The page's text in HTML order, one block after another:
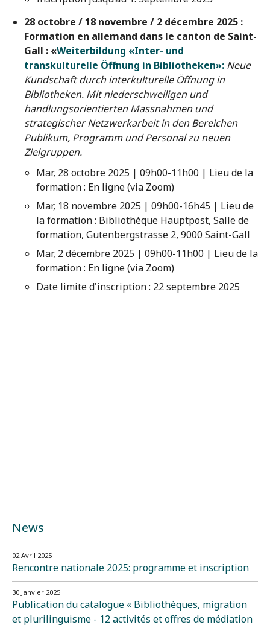
28 octobre / 18 novembre / 2 décembre 2025 :
Formation en allemand dans le canton de Saint-
Gall : «Weiterbildung «Inter- und
transkulturelle Öffnung in Bibliotheken»: Neue
Kundschaft durch interkulturelle Öffnung in
Bibliotheken. Mit niederschwelligen und
handlungsorientierten Massnahmen und
strategischer Netzwerkarbeit in den Bereichen
Publikum, Programm und Personal zu neuen
Zielgruppen.
Mar, 28 octobre 2025 | 09h00-11h00 | Lieu de la
formation : En ligne (via Zoom)
Mar, 18 novembre 2025 | 09h00-16h45 | Lieu de
la formation : Bibliothèque Hauptpost, Salle de
formation, Gutenbergstrasse 2, 9000 Saint-Gall
Mar, 2 décembre 2025 | 09h00-11h00 | Lieu de la
formation : En ligne (via Zoom)
Date limite d'inscription : 22 septembre 2025
News
02 Avril 2025
Rencontre nationale 2025: programme et inscription
30 Janvier 2025
Publication du catalogue « Bibliothèques, migration
et plurilinguisme - 12 activités et offres de médiation